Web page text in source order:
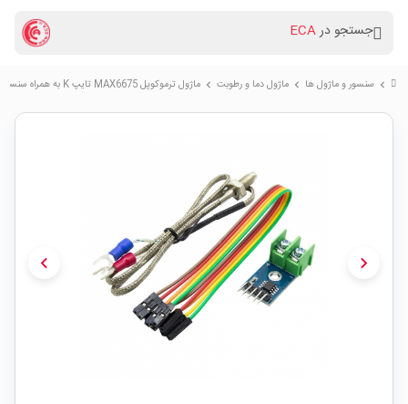
جستجو درECA
chevron_right سنسور و ماژول ها chevron_right ماژول دما و رطوبت chevron_right ماژول ترموکوپل MAX6675 تایپ K به همراه سنسور
chevron_left chevron_right